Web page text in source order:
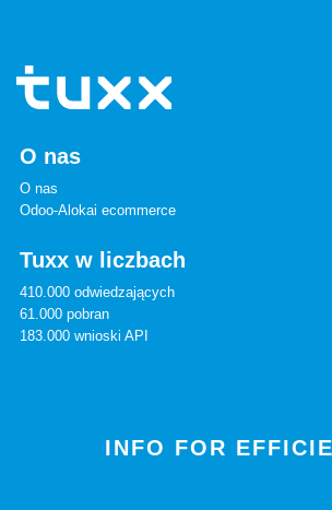
O nas
O nas
Odoo-Alokai ecommerce
Tuxx w liczbach
410.000 odwiedzających
61.000 pobran
183.000 wnioski API
INFO FOR